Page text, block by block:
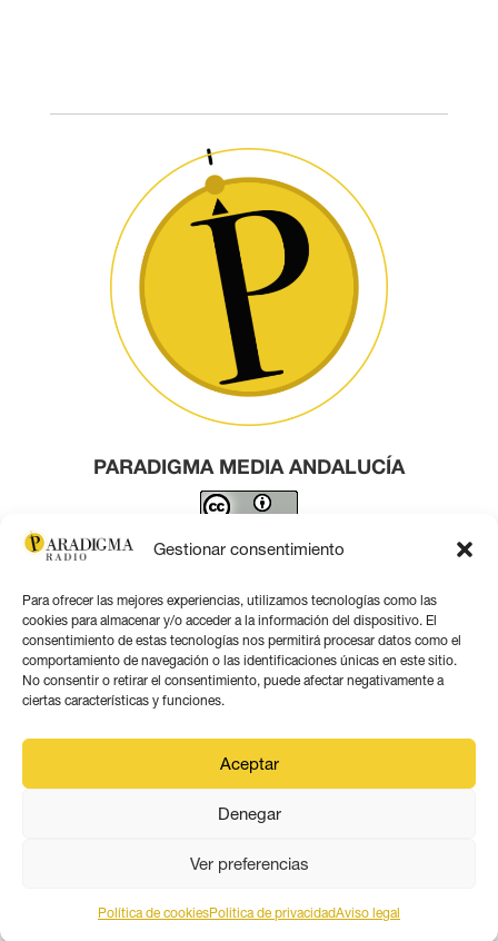
Gestionar consentimiento
Para ofrecer las mejores experiencias, utilizamos tecnologías como las
cookies para almacenar y/o acceder a la información del dispositivo. El
consentimiento de estas tecnologías nos permitirá procesar datos como el
comportamiento de navegación o las identificaciones únicas en este sitio.
No consentir o retirar el consentimiento, puede afectar negativamente a
ciertas características y funciones.
Aceptar
Denegar
Ver preferencias
Política de cookiesPolitica de privacidadAviso legal
PARADIGMA MEDIA ANDALUCÍA
Este obra está bajo una licencia de Creative Commons
Contacto por correo
Aviso legal